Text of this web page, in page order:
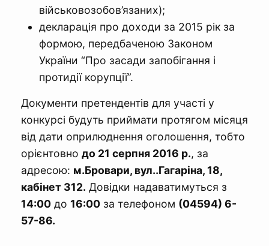
військовозобов’язаних);
декларація про доходи за 2015 рік за
формою, передбаченою Законом
України “Про засади запобігання і
протидії корупції”.
Документи претендентів для участі у
конкурсі будуть приймати протягом місяця
від дати оприлюднення оголошення, тобто
орієнтовно до 21 серпня 2016 р., за
адресою: м.Бровари, вул..Гагаріна, 18,
кабінет 312. Довідки надаватимуться з
14:00 до 16:00 за телефоном (04594) 6-
57-86.